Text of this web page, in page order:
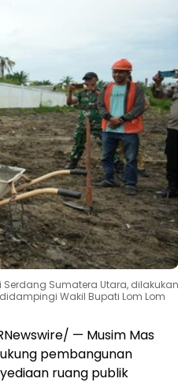
Sumatera Utara, dilakukan
Wakil Bupati Lom Lom
— Musim Mas
pembangunan
ruang publik